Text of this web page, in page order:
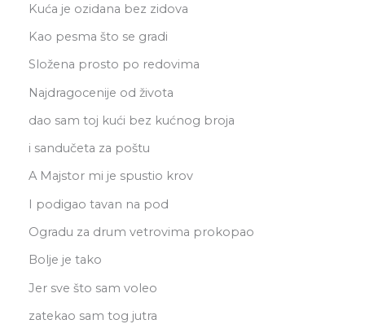
Kuća je ozidana bez zidova
Kao pesma što se gradi
Složena prosto po redovima
Najdragocenije od života
dao sam toj kući bez kućnog broja
i sandučeta za poštu
A Majstor mi je spustio krov
I podigao tavan na pod
Ogradu za drum vetrovima prokopao
Bolje je tako
Jer sve što sam voleo
zatekao sam tog jutra